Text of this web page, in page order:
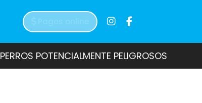
PERROS POTENCIALMENTE PELIGROSOS